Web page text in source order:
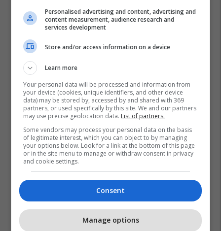
Personalised advertising and content, advertising and
content measurement, audience research and
services development
Store and/or access information on a device
Learn more
Your personal data will be processed and information from
your device (cookies, unique identifiers, and other device
data) may be stored by, accessed by and shared with 369
partners, or used specifically by this site. We and our partners
may use precise geolocation data. List of partners.
Some vendors may process your personal data on the basis
of legitimate interest, which you can object to by managing
your options below. Look for a link at the bottom of this page
or in the site menu to manage or withdraw consent in privacy
and cookie settings.
Consent
Manage options